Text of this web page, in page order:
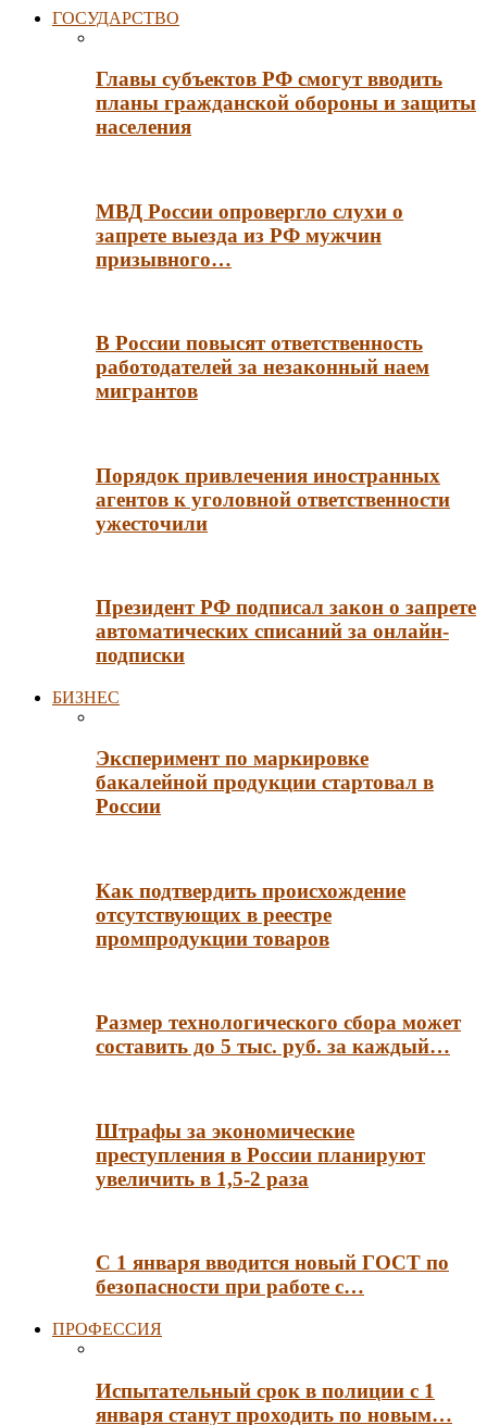
ГОСУДАРСТВО
Главы субъектов РФ смогут вводить
планы гражданской обороны и защиты
населения
МВД России опровергло слухи о
запрете выезда из РФ мужчин
призывного…
В России повысят ответственность
работодателей за незаконный наем
мигрантов
Порядок привлечения иностранных
агентов к уголовной ответственности
ужесточили
Президент РФ подписал закон о запрете
автоматических списаний за онлайн-
подписки
БИЗНЕС
Эксперимент по маркировке
бакалейной продукции стартовал в
России
Как подтвердить происхождение
отсутствующих в реестре
промпродукции товаров
Размер технологического сбора может
составить до 5 тыс. руб. за каждый…
Штрафы за экономические
преступления в России планируют
увеличить в 1,5-2 раза
С 1 января вводится новый ГОСТ по
безопасности при работе с…
ПРОФЕССИЯ
Испытательный срок в полиции с 1
января станут проходить по новым…